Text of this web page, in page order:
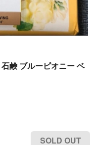
鹸 ブルーピオニー ベ
SOLD OUT